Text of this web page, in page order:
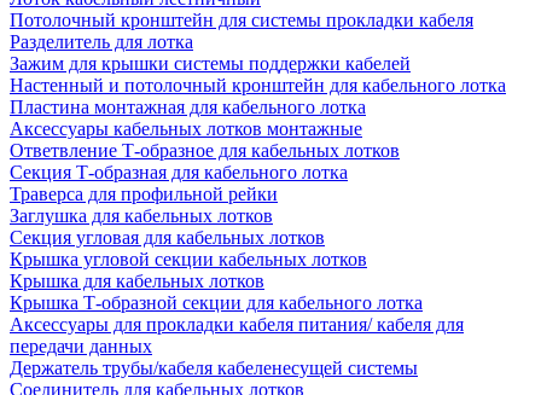
Потолочный кронштейн для системы прокладки кабеля
Разделитель для лотка
Зажим для крышки системы поддержки кабелей
Настенный и потолочный кронштейн для кабельного лотка
Пластина монтажная для кабельного лотка
Аксессуары кабельных лотков монтажные
Ответвление Т-образное для кабельных лотков
Секция Т-образная для кабельного лотка
Траверса для профильной рейки
Заглушка для кабельных лотков
Секция угловая для кабельных лотков
Крышка угловой секции кабельных лотков
Крышка для кабельных лотков
Крышка Т-образной секции для кабельного лотка
Аксессуары для прокладки кабеля питания/ кабеля для
передачи данных
Держатель трубы/кабеля кабеленесущей системы
Соединитель для кабельных лотков